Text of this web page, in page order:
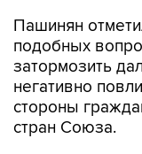
Пашинян
подобных
затормозить
негативно
стороны
стран Союза.